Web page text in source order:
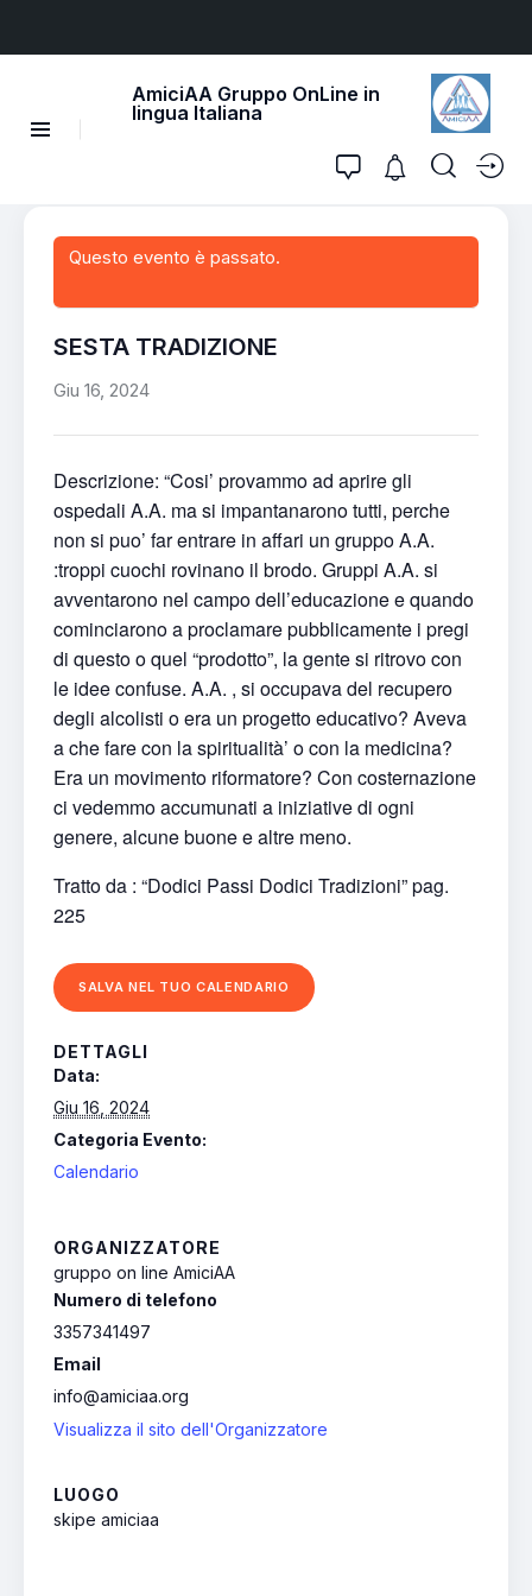
AmiciAA Gruppo OnLine in
lingua Italiana
Questo evento è passato.
SESTA TRADIZIONE
Giu 16, 2024
Descrizione: “Cosi’ provammo ad aprire gli
ospedali A.A. ma si impantanarono tutti, perche
non si puo’ far entrare in affari un gruppo A.A.
:troppi cuochi rovinano il brodo. Gruppi A.A. si
avventarono nel campo dell’educazione e quando
cominciarono a proclamare pubblicamente i pregi
di questo o quel “prodotto”, la gente si ritrovo con
le idee confuse. A.A. , si occupava del recupero
degli alcolisti o era un progetto educativo? Aveva
a che fare con la spiritualità’ o con la medicina?
Era un movimento riformatore? Con costernazione
ci vedemmo accumunati a iniziative di ogni
genere, alcune buone e altre meno.
Tratto da : “Dodici Passi Dodici Tradizioni” pag.
225
SALVA NEL TUO CALENDARIO
DETTAGLI
Data:
Giu 16, 2024
Categoria Evento:
Calendario
ORGANIZZATORE
gruppo on line AmiciAA
Numero di telefono
3357341497
Email
info@amiciaa.org
Visualizza il sito dell'Organizzatore
LUOGO
skipe amiciaa